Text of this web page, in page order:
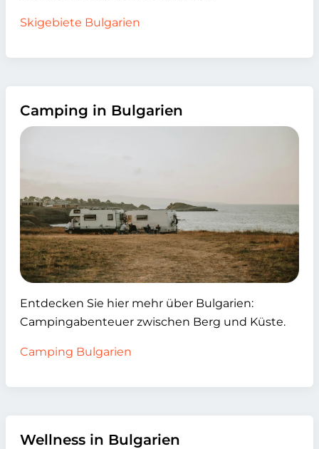
Skigebiete Bulgarien
Camping in Bulgarien
Entdecken Sie hier mehr über Bulgarien:
Campingabenteuer zwischen Berg und Küste.
Camping Bulgarien
Wellness in Bulgarien